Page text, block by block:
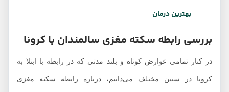
بهترین درمان
بررسی رابطه سکته مغزی سالمندان با کرونا
در کنار تمامی عوارض کوتاه و بلند مدتی که در رابطه با ابتلا به
کرونا در سنین مختلف می‌دانیم، درباره رابطه سکته مغزی